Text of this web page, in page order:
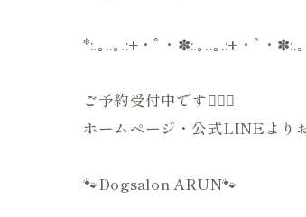
*:.｡..｡.:+・ﾟ・✽:.｡..｡.:+・ﾟ・✽:.｡
ご予約受付中です💁🏻‍♀️
ホームページ・公式LINEより
🐾Dogsalon ARUN🐾